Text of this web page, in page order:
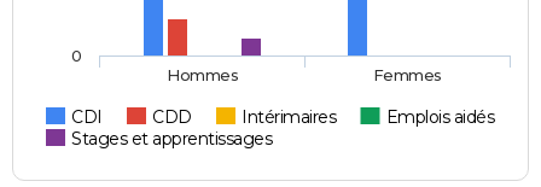
CDI CDD Intérimaires
Emplois aidés
Stages et apprentissages
Hommes Femmes
0